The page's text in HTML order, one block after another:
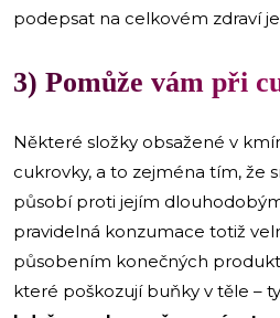
podepsat na celkovém zdraví
3) Pomůže vám při
Některé složky obsažené v
cukrovky, a to zejména tím, že
působí proti jejím
pravidelná konzumace totiž
působením konečných
které poškozují buňky v těle –